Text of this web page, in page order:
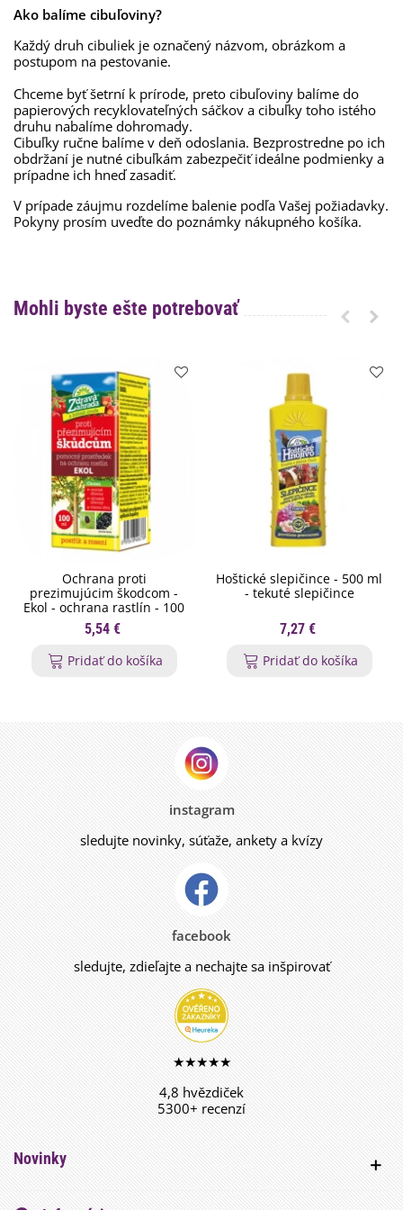
Ako balíme cibuľoviny?
Každý druh cibuliek je označený názvom, obrázkom a
postupom na pestovanie.
Chceme byť šetrní k prírode, preto cibuľoviny balíme do
papierových recyklovateľných sáčkov a cibuľky toho istého
druhu nabalíme dohromady.
Cibuľky ručne balíme v deň odoslania. Bezprostredne po ich
obdržaní je nutné cibuľkám zabezpečiť ideálne podmienky a
prípadne ich hneď zasadiť.
V prípade záujmu rozdelíme balenie podľa Vašej požiadavky.
Pokyny prosím uveďte do poznámky nákupného košíka.
Mohli byste ešte potrebovať
Ochrana proti
prezimujúcim škodcom -
Ekol - ochrana rastlín - 100
ml
5,54 €
Pridať do košíka
Hoštické slepičince - 500 ml
- tekuté slepičince
7,27 €
Pridať do košíka
instagram
sledujte novinky, súťaže, ankety a kvízy
facebook
sledujte, zdieľajte a nechajte sa inšpirovať
★★★★★
4,8 hvězdiček
5300+ recenzí
Novinky